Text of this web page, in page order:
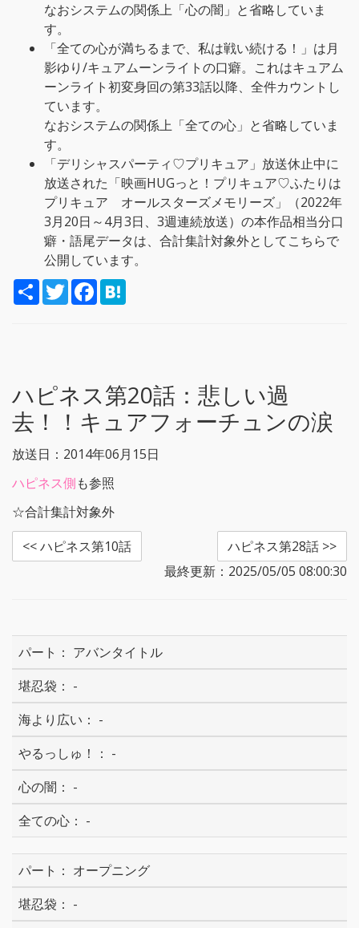
なおシステムの関係上「心の闇」と省略していま
す。
「全ての心が満ちるまで、私は戦い続ける！」は月
影ゆり/キュアムーンライトの口癖。これはキュアム
ーンライト初変身回の第33話以降、全件カウントし
ています。
なおシステムの関係上「全ての心」と省略していま
す。
「デリシャスパーティ♡プリキュア」放送休止中に
放送された「映画HUGっと！プリキュア♡ふたりは
プリキュア オールスターズメモリーズ」（2022年
3月20日～4月3日、3週連続放送）の本作品相当分口
癖・語尾データは、合計集計対象外としてこちらで
公開しています。
S
h
T
w
F
a
ハピネス第20話： 悲しい過
去！！キュアフォーチュンの涙
放送日：2014年06月15日
ハピネス側も参照
☆合計集計対象外
<< ハピネス第10話
ハピネス第28話 >>
最終更新：2025/05/05 08:00:30
アバンタイトル
-
-
-
-
-
オープニング
-